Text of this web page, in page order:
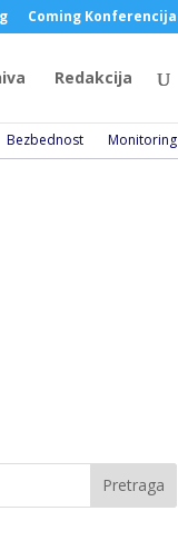
Coming Konferencija
Redakcija
Bezbednost Monitoring
Pretraga